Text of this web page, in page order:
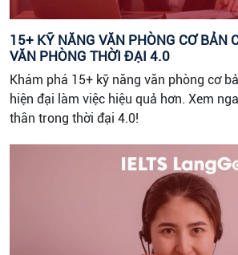
15+ KỸ NĂNG VĂN PHÒNG CƠ BẢN
VĂN PHÒNG THỜI ĐẠI 4.0
Khám phá 15+ kỹ năng văn phòng cơ
hiện đại làm việc hiệu quả hơn. Xem
thân trong thời đại 4.0!